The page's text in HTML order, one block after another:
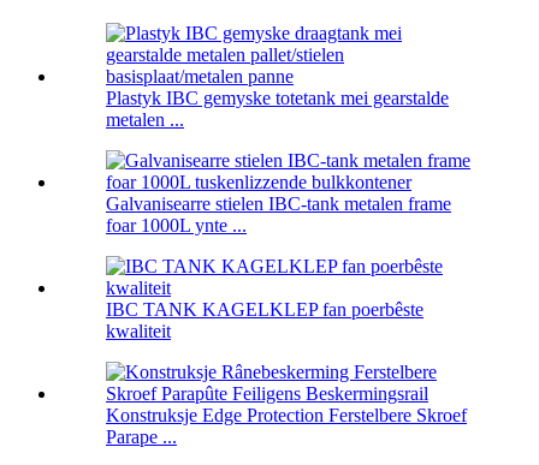
Plastyk IBC gemyske totetank mei gearstalde
metalen ...
Galvanisearre stielen IBC-tank metalen frame
foar 1000L ynte ...
IBC TANK KAGELKLEP fan poerbêste
kwaliteit
Konstruksje Edge Protection Ferstelbere Skroef
Parape ...